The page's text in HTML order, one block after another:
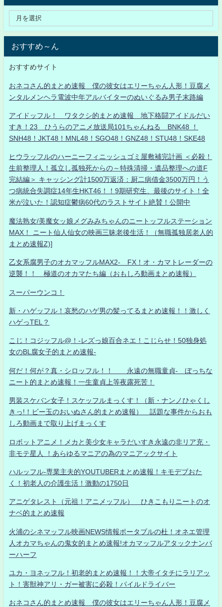
おすすめ～ん
おすすめサイト
おネコさん的まとめ速報 僕の彼女はエリーちゃん人形！豆腐メ
ンタルメンヘラ電波中年アルバイターのぬいぐるみ男子末路編
アイドッフル！ ワタクシ的まとめ速報 地下格闘アイドルだい
すき！23 ひうらのアニメ放送局101ちゃんねる BNK48 ！
SNH48！JKT48！MNL48！SGO48！GNZ48！STU48！SKE48
ヒウラッフルのハーニーフィニッシュゴミ屋敷補完計画 ＜必殺！
生前整理人！孤立し孤独死からの～特殊清掃・遺品整理への道F
完結編＞ キャッシング計1500万返済：厨二病借金3500万円！う
つ病統合失調症14年生HKT46！！9期研究生、最後のサイト！全
米が泣いた！認知症鬱病60代のラストサイト絶賛！公開中
魔法熟女/美魔女ッ娘メグみみちゃんのニートッフルステーション
MAX！ ニート仙人仙女の映画三昧老後生活！（無職孤独居老人的
まとめ速報Z)]
乙女系腐男子のオカマッフルMAX2- FX！オ・カマトレーダーの
逆襲！！ 極道のオカマたち編（おもしろ動画まとめ速報）
スーパーウンコ！
新・ハゲッフル！哀愁のハゲ男の髪ってるまとめ速報！！激しく
ハゲっTEL？
こじ！コジッフル@！-レズっ娘百合ネエ！こじらせ！50独身処
女のBL腐女子的まとめ速報-
何だ！何が？真・シロッフル！！ 永遠の無職童貞- ぼっちな
ニート的まとめ速報！一生童貞上等夜露死苦！
男装スケバン女子！スケッフルまっくす！（新・ナンノひゃくし
きっ!！ビー玉のおいぬさん的まとめ速報） 話題な事件からおも
しろ動画まで取り上げまっくす
ロボットアニメ！メカと美少女キャラだいすき永遠の非リア充・
非モテ星人 ！あらゆるマニアの為のマニアックサイト
ハルッフル-専業主夫的YOUTUBERまとめ速報！キモデブおた
く！初老人の介護生活！激動の1750日
アニゲタレスト（元祖！アニメッフル） ひきこもりニートのオ
ナベ的まとめ速報
火浦のシネマッフル映画NEWS情報ポータブルの杜！オネエ管理
人オカマちゃんの鬼女的まとめ速報!オカマッフルアタックナンバ
ーハーフ
ユカ・ヨネッフル！初老的まとめ速報！！大帝イタチにラリアッ
ト！害獣神アリ・ガー被害に必殺！パイルドライバー
おネコさん的まとめ速報 僕の彼女はエリーちゃん人形！豆腐メ